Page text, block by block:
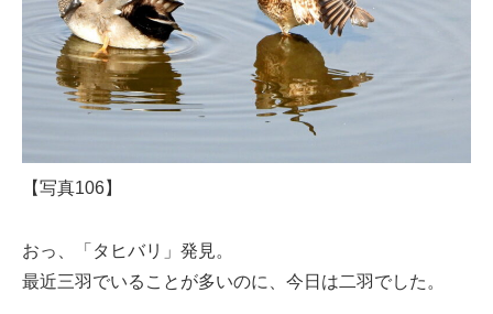
【写真106】
おっ、「タヒバリ」発見。
最近三羽でいることが多いのに、今日は二羽でした。